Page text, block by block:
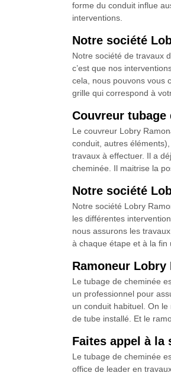
forme du conduit influe
interventions.
Notre société
Notre société de travaux
c’est que nos
cela, nous pouvons vous
grille qui correspond à
Couvreur
Le couvreur Lobry
conduit, autres
travaux à effectuer. Il a
cheminée. Il maitrise la
Notre société
Notre société Lobry
les différentes
nous assurons les
à chaque étape et à la fin
Ramoneur
Le tubage de cheminée
un professionnel pour
un conduit habituel. On
de tube installé. Et le
Faites appel à la
Le tubage de cheminée
office de leader en